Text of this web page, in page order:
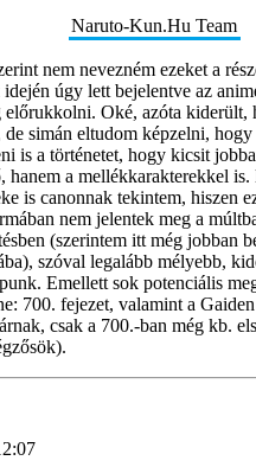
Naruto-Kun.Hu Team
nem nevezném ezeket a
úgy lett bejelentve az
előrukkolni. Oké, azóta kiderült,
simán eltudom képzelni,
is a történetet, hogy kicsit
hanem a mellékkarakterekkel is.
is canonnak tekintem, hiszen
nem jelentek meg a
(szerintem itt még jobban
szóval legalább mélyebb,
Emellett sok potenciális
700. fejezet, valamint a
csak a 700.-ban még kb.